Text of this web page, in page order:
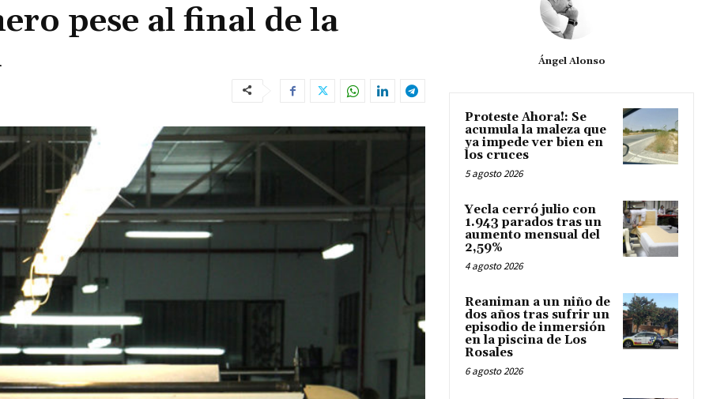
pese al final de la
Ángel Alonso
Proteste Ahora!: Se
acumula la maleza que
ya impede ver bien en
los cruces
5 agosto 2026
Yecla cerró julio con
1.943 parados tras un
aumento mensual del
2,59%
4 agosto 2026
Reaniman a un niño de
dos años tras sufrir un
episodio de inmersión
en la piscina de Los
Rosales
6 agosto 2026